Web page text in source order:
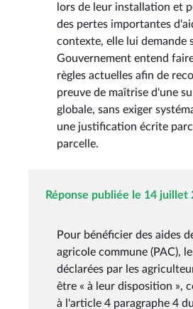
lors de leur installation et
des pertes importantes
contexte, elle lui demande
Gouvernement entend
règles actuelles afin de
preuve de maîtrise d'une
globale, sans exiger
une justification écrite
parcelle.
Réponse publiée le 14 juillet
Pour bénéficier des aides
agricole commune (PAC),
déclarées par les
être « à leur disposition »,
à l'article 4 paragraphe 4